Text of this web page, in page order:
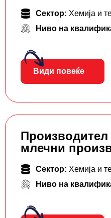
Сектор: Хемија и
Ниво на
Види повеќе
млечни
Сектор: Хемија и
Ниво на